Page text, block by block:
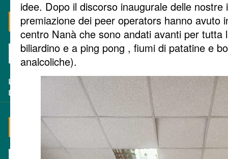
idee. Dopo il discorso inaugurale delle nostre
premiazione dei peer operators hanno avuto
centro Nanà che sono andati avanti per
biliardino e a ping pong , fiumi di patatine e
analcoliche).